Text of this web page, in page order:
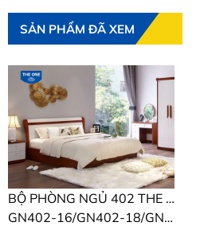
SẢN PHẨM ĐÃ XEM
BỘ PHÒNG NGỦ 402 THE ONE
GN402-16/GN402-18/GN402-20/TAP402/TA402/BP402